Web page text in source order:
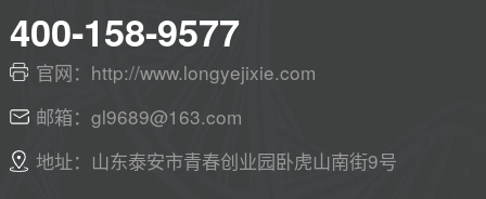
400-158-9577
官网：http://www.longyejixie.com
邮箱：gl9689@163.com
地址：山东泰安市青春创业园卧虎山南街9号